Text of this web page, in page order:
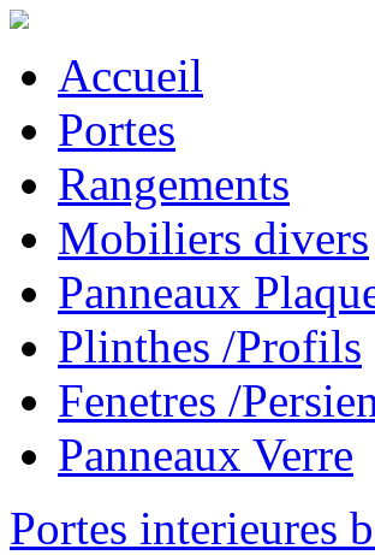
Accueil
Portes
Rangements
Mobiliers divers
Panneaux
Plinthes /Profils
Fenetres /
Panneaux Verre
Portes interieures